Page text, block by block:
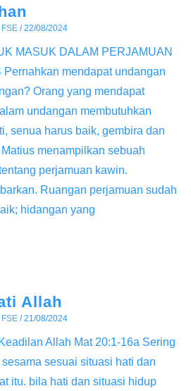
FSE /22/08/2024
MASUK DALAM PERJAMUAN
Pernahkan mendapat undangan
Orang yang mendapat
undangan membutuhkan
senua harus baik, gembira dan
menampilkan sebuah
perjamuan kawin.
Ruangan perjamuan sudah
hidangan yang
Allah
FSE /21/08/2024
Allah Mat 20:1-16a Sering
sesuai situasi hati dan
itu. bila hati dan situasi hidup